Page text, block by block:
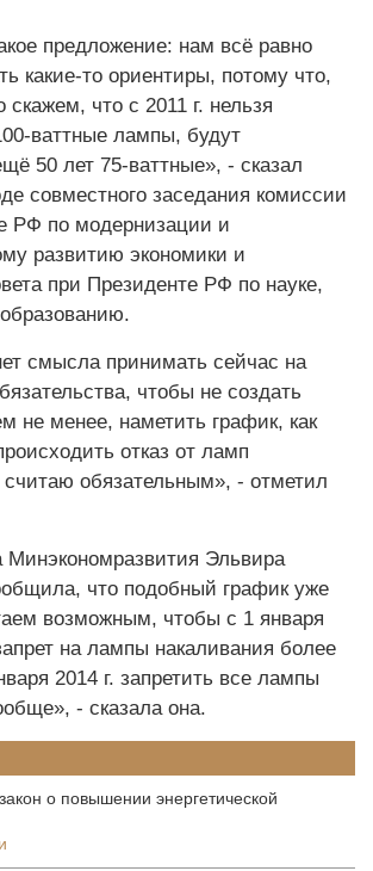
предложение: нам всё равно
какие-то ориентиры, потому что,
что с 2011 г. нельзя
ваттные лампы, будут
50 лет 75-ваттные», - сказал
совместного заседания комиссии
РФ по модернизации и
развитию экономики и
при Президенте РФ по науке,
смысла принимать сейчас на
чтобы не создать
не менее, наметить график, как
отказ от ламп
считаю обязательным», - отметил
Минэкономразвития Эльвира
что подобный график уже
возможным, чтобы с 1 января
на лампы накаливания более
2014 г. запретить все лампы
- сказала она.
о повышении энергетической